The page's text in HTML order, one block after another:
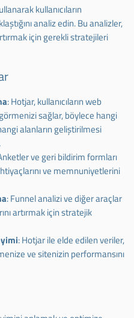
kullanıcıların
analiz edin. Bu analizler,
için gerekli stratejileri
: Hotjar, kullanıcıların web
sağlar, böylece hangi
alanların geliştirilmesi
ve geri bildirim formları
ve memnuniyetlerini
: Funnel analizi ve diğer araçlar
artırmak için stratejik
: Hotjar ile elde edilen veriler,
ve sitenizin performansını